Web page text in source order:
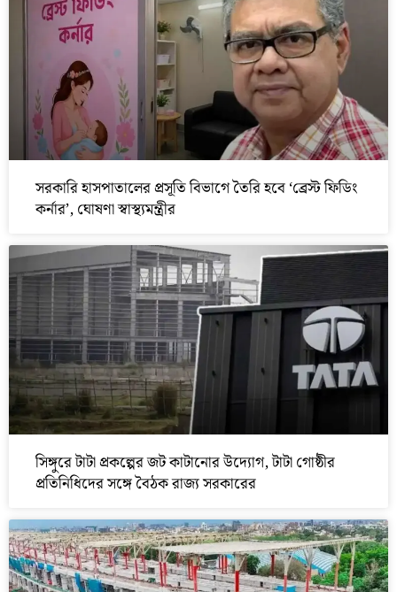
সরকারি হাসপাতালের প্রসূতি বিভাগে তৈরি হবে ‘ব্রেস্ট ফিডিং
কর্নার’, ঘোষণা স্বাস্থ্যমন্ত্রীর
সিঙ্গুরে টাটা প্রকল্পের জট কাটানোর উদ্যোগ, টাটা গোষ্ঠীর
প্রতিনিধিদের সঙ্গে বৈঠক রাজ্য সরকারের